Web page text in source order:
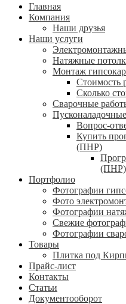
Главная
Компания
Наши друзья
Наши услуги
Натяжные
Монтаж
Стоимость
Сколько
Сварочные
Вопрос-
Купить
(ПНР)
(ПНР)
Портфолио
Фотографии
Фото
Фотографии
Свежие
Фотографии
Товары
Плитка под
Прайс-лист
Контакты
Статьи
Документооборот